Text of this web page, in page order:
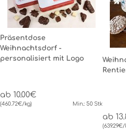
Präsentdose
Weihnachtsdorf -
personalisiert mit Logo
ab 10.00€
(460.72€/kg) Min.: 50 Stk
ab
(639.29€/